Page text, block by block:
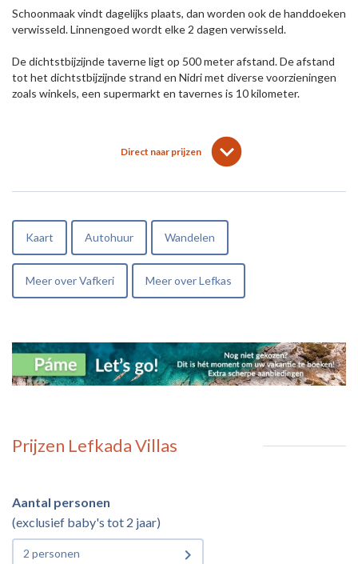
Schoonmaak vindt dagelijks plaats, dan worden ook de handdoeken
verwisseld. Linnengoed wordt elke 2 dagen verwisseld.
De dichtstbijzijnde taverne ligt op 500 meter afstand. De afstand
tot het dichtstbijzijnde strand en Nidri met diverse voorzieningen
zoals winkels, een supermarkt en tavernes is 10 kilometer.
Direct naar prijzen lens
keyboard_arrow_down
Kaart Autohuur Wandelen
Meer over Vafkeri Meer over Lefkas
Prijzen Lefkada Villas
Aantal personen
(exclusief baby's tot 2 jaar)
2 personen